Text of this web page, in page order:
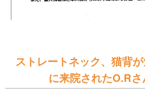
ストレートネック、猫背
に来院されたO.Rさ